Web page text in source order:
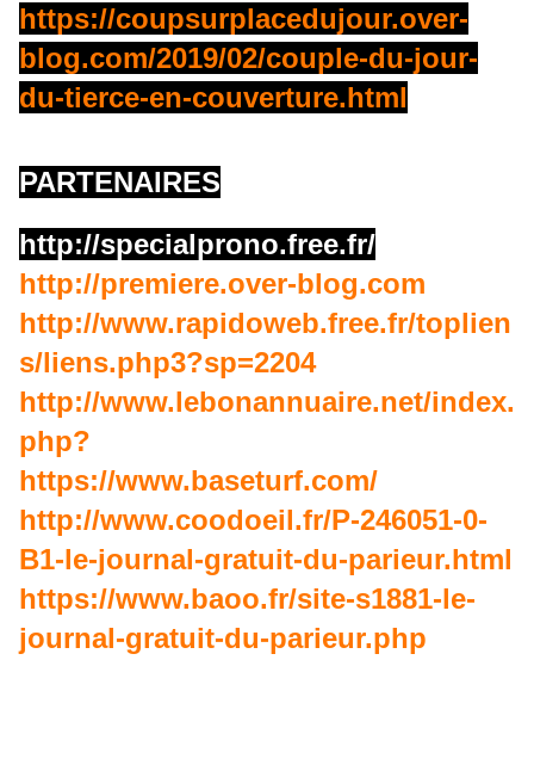
https://coupsurplacedujour.over-
blog.com/2019/02/couple-du-jour-
du-tierce-en-couverture.html
PARTENAIRES
http://specialprono.free.fr/
http://premiere.over-blog.com
http://www.rapidoweb.free.fr/toplien
s/liens.php3?sp=2204
http://www.lebonannuaire.net/index.
php?
https://www.baseturf.com/
http://www.coodoeil.fr/P-246051-0-
B1-le-journal-gratuit-du-parieur.html
https://www.baoo.fr/site-s1881-le-
journal-gratuit-du-parieur.php